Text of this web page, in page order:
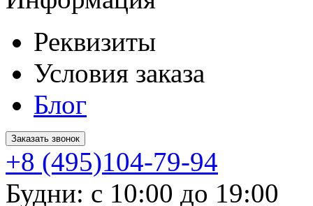
Реквизиты
Условия заказа
Блог
Заказать звонок
+8 (495)104-79-94
Будни: с 10:00 до 19:00